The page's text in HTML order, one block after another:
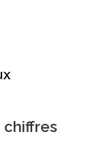
chiffres